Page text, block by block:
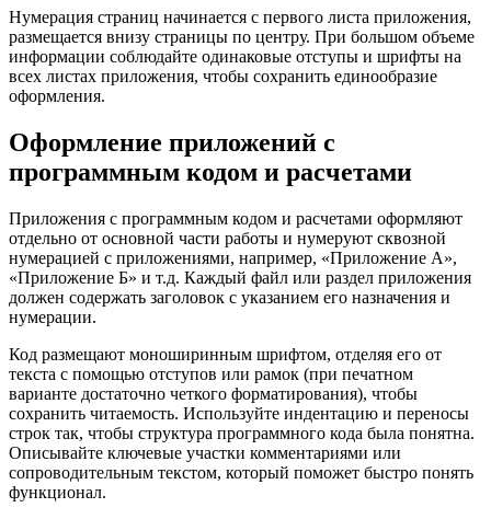
Нумерация страниц начинается с первого листа приложения,
размещается внизу страницы по центру. При большом объеме
информации соблюдайте одинаковые отступы и шрифты на
всех листах приложения, чтобы сохранить единообразие
оформления.
Оформление приложений с
программным кодом и расчетами
Приложения с программным кодом и расчетами оформляют
отдельно от основной части работы и нумеруют сквозной
нумерацией с приложениями, например, «Приложение А»,
«Приложение Б» и т.д. Каждый файл или раздел приложения
должен содержать заголовок с указанием его назначения и
нумерации.
Код размещают моноширинным шрифтом, отделяя его от
текста с помощью отступов или рамок (при печатном
варианте достаточно четкого форматирования), чтобы
сохранить читаемость. Используйте индентацию и переносы
строк так, чтобы структура программного кода была понятна.
Описывайте ключевые участки комментариями или
сопроводительным текстом, который поможет быстро понять
функционал.